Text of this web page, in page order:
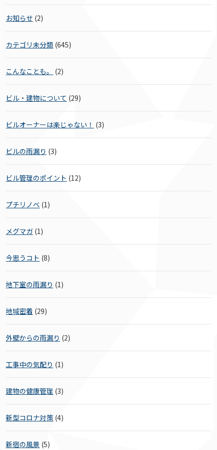
お知らせ (2)
カテゴリ未分類 (645)
こんなことも。 (2)
ビル・建物について (29)
ビルオーナーは楽じゃない！ (3)
ビルの雨漏り (3)
ビル管理のポイント (12)
プチリノベ (1)
メグマガ (1)
今思うコト (8)
地下室の雨漏り (1)
地域密着 (29)
外壁からの雨漏り (2)
工事中の気配り (1)
建物の健康管理 (3)
新型コロナ対策 (4)
新宿の風景 (5)